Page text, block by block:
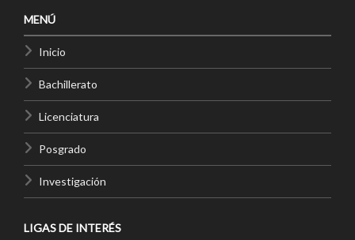
MENÚ
Inicio
Bachillerato
Licenciatura
Posgrado
Investigación
LIGAS DE INTERÉS